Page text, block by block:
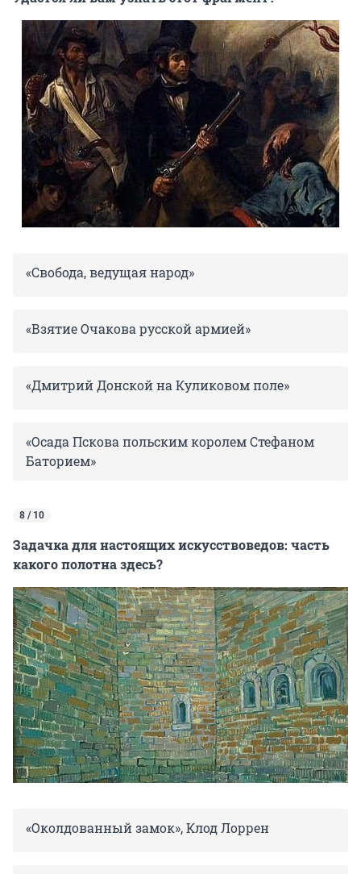
«Свобода, ведущая народ»
«Взятие Очакова русской армией»
«Дмитрий Донской на Куликовом поле»
«Осада Пскова польским королем Стефаном
Баторием»
8 / 10
Задачка для настоящих искусствоведов: часть
какого полотна здесь?
«Околдованный замок», Клод Лоррен